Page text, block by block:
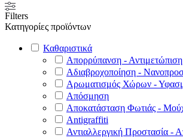
Filters
Κατηγορίες προϊόντων
Καθαριστικά
Απορρύπανση -
Αδιαβροχοποίηση -
Αρωματισμός Χώρων -
Απόσμηση
Αποκατάσταση Φωτιάς -
Antigraffiti
Αντιαλλεργική Προστασία -